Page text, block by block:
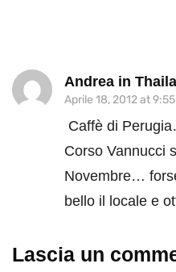
Andrea in
Aprile 18, 2012 at
Caffè di
Corso Vannucci
Novembre…
bello il locale e
Lascia un